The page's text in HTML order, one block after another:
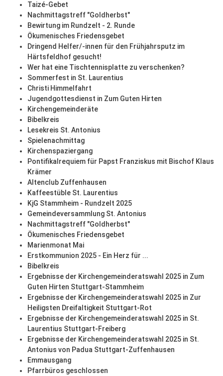
Taizé-Gebet
Nachmittagstreff "Goldherbst"
Bewirtung im Rundzelt - 2. Runde
Ökumenisches Friedensgebet
Dringend Helfer/-innen für den Frühjahrsputz im
Härtsfeldhof gesucht!
Wer hat eine Tischtennisplatte zu verschenken?
Sommerfest in St. Laurentius
Christi Himmelfahrt
Jugendgottesdienst in Zum Guten Hirten
Kirchengemeinderäte
Bibelkreis
Lesekreis St. Antonius
Spielenachmittag
Kirchenspaziergang
Pontifikalrequiem für Papst Franziskus mit Bischof Klaus
Krämer
Altenclub Zuffenhausen
Kaffeestüble St. Laurentius
KjG Stammheim - Rundzelt 2025
Gemeindeversammlung St. Antonius
Nachmittagstreff "Goldherbst"
Ökumenisches Friedensgebet
Marienmonat Mai
Erstkommunion 2025 - Ein Herz für ...
Bibelkreis
Ergebnisse der Kirchengemeinderatswahl 2025 in Zum
Guten Hirten Stuttgart-Stammheim
Ergebnisse der Kirchengemeinderatswahl 2025 in Zur
Heiligsten Dreifaltigkeit Stuttgart-Rot
Ergebnisse der Kirchengemeinderatswahl 2025 in St.
Laurentius Stuttgart-Freiberg
Ergebnisse der Kirchengemeinderatswahl 2025 in St.
Antonius von Padua Stuttgart-Zuffenhausen
Emmausgang
Pfarrbüros geschlossen